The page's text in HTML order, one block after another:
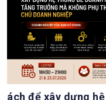
ách để xây dựng